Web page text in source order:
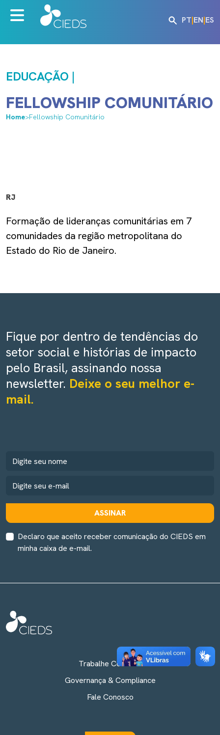
PT|EN|ES
EDUCAÇÃO |
FELLOWSHIP COMUNITÁRIO
Home>Fellowship Comunitário
RJ
Formação de lideranças comunitárias em 7
comunidades da região metropolitana do
Estado do Rio de Janeiro.
Fique por dentro de tendências do
setor social e histórias de impacto
pelo Brasil, assinando nossa
newsletter. Deixe o seu melhor e-
mail.
ASSINAR
Declaro que aceito receber comunicação do CIEDS em
minha caixa de e-mail.
Trabalhe Conosco
Governança & Compliance
Fale Conosco